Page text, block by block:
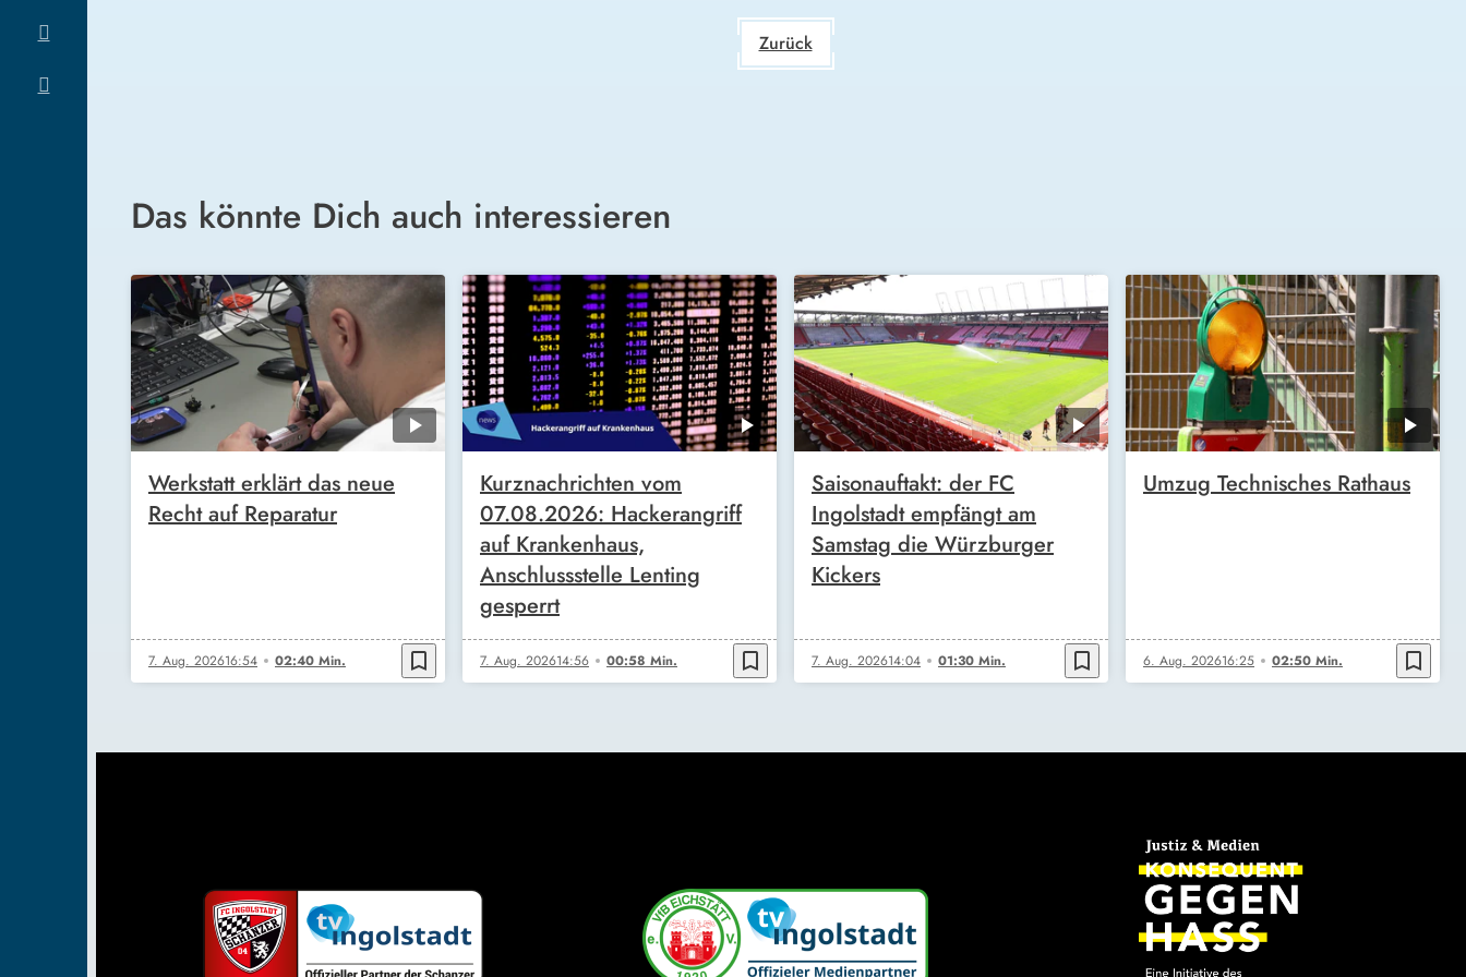
Zurück
Das könnte Dich auch interessieren
Werkstatt erklärt das neue
Recht auf Reparatur
7. Aug. 202616:54 02:40 Min. bookmark_border
Kurznachrichten vom
07.08.2026: Hackerangriff
auf Krankenhaus,
Anschlussstelle Lenting
gesperrt
7. Aug. 202614:56 00:58 Min. bookmark_border
Saisonauftakt: der FC
Ingolstadt empfängt am
Samstag die Würzburger
Kickers
7. Aug. 202614:04 01:30 Min. bookmark_border
Umzug Technisches Rathaus
6. Aug. 202616:25 02:50 Min. bookmark_border